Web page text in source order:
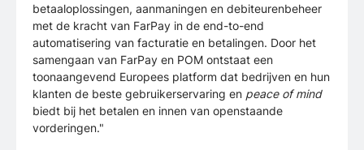
betaaloplossingen, aanmaningen en debiteurenbeheer
met de kracht van FarPay in de end-to-end
automatisering van facturatie en betalingen. Door het
samengaan van FarPay en POM ontstaat een
toonaangevend Europees platform dat bedrijven en hun
klanten de beste gebruikerservaring en peace of mind
biedt bij het betalen en innen van openstaande
vorderingen."